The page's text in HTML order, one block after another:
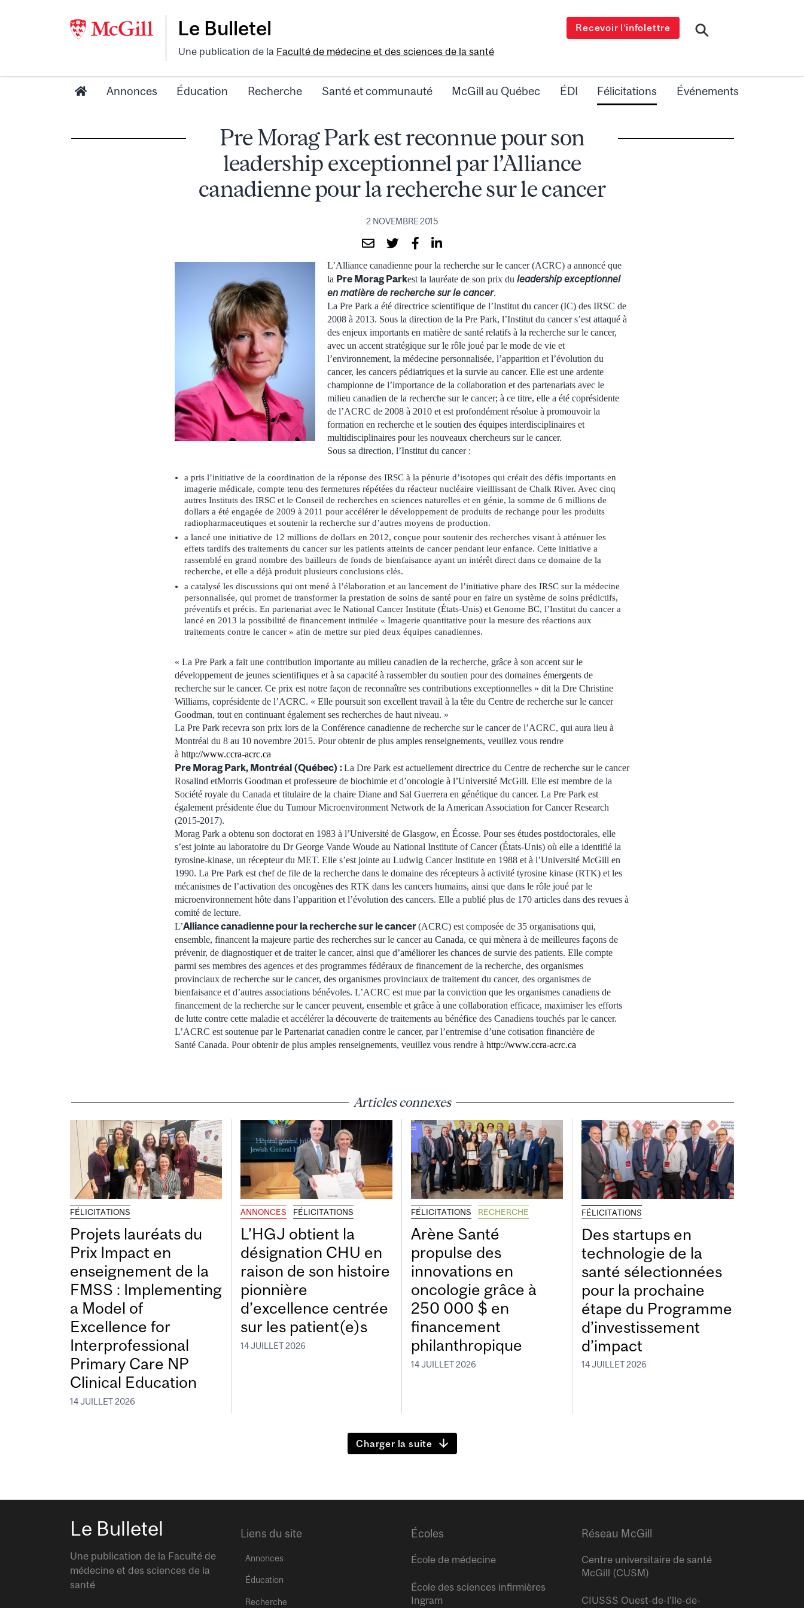
Le Bulletel
Une publication de la Faculté de médecine et des sciences de la santé
Recevoir l’infolettre
Annonces Éducation Recherche Santé et communauté McGill au Québec ÉDI Félicitations Événements
Pre Morag Park est reconnue pour son
leadership exceptionnel par l’Alliance
canadienne pour la recherche sur le cancer
2 NOVEMBRE 2015
L’Alliance canadienne pour la recherche sur le cancer (ACRC) a annoncé que
la Pre Morag Parkest la lauréate de son prix du leadership exceptionnel
en matière de recherche sur le cancer.
La Pre Park a été directrice scientifique de l’Institut du cancer (IC) des IRSC de
2008 à 2013. Sous la direction de la Pre Park, l’Institut du cancer s’est attaqué à
des enjeux importants en matière de santé relatifs à la recherche sur le cancer,
avec un accent stratégique sur le rôle joué par le mode de vie et
l’environnement, la médecine personnalisée, l’apparition et l’évolution du
cancer, les cancers pédiatriques et la survie au cancer. Elle est une ardente
championne de l’importance de la collaboration et des partenariats avec le
milieu canadien de la recherche sur le cancer; à ce titre, elle a été coprésidente
de l’ACRC de 2008 à 2010 et est profondément résolue à promouvoir la
formation en recherche et le soutien des équipes interdisciplinaires et
multidisciplinaires pour les nouveaux chercheurs sur le cancer.
Sous sa direction, l’Institut du cancer :
a pris l’initiative de la coordination de la réponse des IRSC à la pénurie d’isotopes qui créait des défis importants en
imagerie médicale, compte tenu des fermetures répétées du réacteur nucléaire vieillissant de Chalk River. Avec cinq
autres Instituts des IRSC et le Conseil de recherches en sciences naturelles et en génie, la somme de 6 millions de
dollars a été engagée de 2009 à 2011 pour accélérer le développement de produits de rechange pour les produits
radiopharmaceutiques et soutenir la recherche sur d’autres moyens de production.
a lancé une initiative de 12 millions de dollars en 2012, conçue pour soutenir des recherches visant à atténuer les
effets tardifs des traitements du cancer sur les patients atteints de cancer pendant leur enfance. Cette initiative a
rassemblé en grand nombre des bailleurs de fonds de bienfaisance ayant un intérêt direct dans ce domaine de la
recherche, et elle a déjà produit plusieurs conclusions clés.
a catalysé les discussions qui ont mené à l’élaboration et au lancement de l’initiative phare des IRSC sur la médecine
personnalisée, qui promet de transformer la prestation de soins de santé pour en faire un système de soins prédictifs,
préventifs et précis. En partenariat avec le National Cancer Institute (États-Unis) et Genome BC, l’Institut du cancer a
lancé en 2013 la possibilité de financement intitulée « Imagerie quantitative pour la mesure des réactions aux
traitements contre le cancer » afin de mettre sur pied deux équipes canadiennes.
« La Pre Park a fait une contribution importante au milieu canadien de la recherche, grâce à son accent sur le
développement de jeunes scientifiques et à sa capacité à rassembler du soutien pour des domaines émergents de
recherche sur le cancer. Ce prix est notre façon de reconnaître ses contributions exceptionnelles » dit la Dre Christine
Williams, coprésidente de l’ACRC. « Elle poursuit son excellent travail à la tête du Centre de recherche sur le cancer
Goodman, tout en continuant également ses recherches de haut niveau. »
La Pre Park recevra son prix lors de la Conférence canadienne de recherche sur le cancer de l’ACRC, qui aura lieu à
Montréal du 8 au 10 novembre 2015. Pour obtenir de plus amples renseignements, veuillez vous rendre
à http://www.ccra-acrc.ca
Pre Morag Park, Montréal (Québec) :La Dre Park est actuellement directrice du Centre de recherche sur le cancer
Rosalind etMorris Goodman et professeure de biochimie et d’oncologie à l’Université McGill. Elle est membre de la
Société royale du Canada et titulaire de la chaire Diane and Sal Guerrera en génétique du cancer. La Pre Park est
également présidente élue du Tumour Microenvironment Network de la American Association for Cancer Research
(2015-2017).
Morag Park a obtenu son doctorat en 1983 à l’Université de Glasgow, en Écosse. Pour ses études postdoctorales, elle
s’est jointe au laboratoire du Dr George Vande Woude au National Institute of Cancer (États-Unis) où elle a identifié la
tyrosine-kinase, un récepteur du MET. Elle s’est jointe au Ludwig Cancer Institute en 1988 et à l’Université McGill en
1990. La Pre Park est chef de file de la recherche dans le domaine des récepteurs à activité tyrosine kinase (RTK) et les
mécanismes de l’activation des oncogènes des RTK dans les cancers humains, ainsi que dans le rôle joué par le
microenvironnement hôte dans l’apparition et l’évolution des cancers. Elle a publié plus de 170 articles dans des revues à
comité de lecture.
L’Alliance canadienne pour la recherche sur le cancer(ACRC) est composée de 35 organisations qui,
ensemble, financent la majeure partie des recherches sur le cancer au Canada, ce qui mènera à de meilleures façons de
prévenir, de diagnostiquer et de traiter le cancer, ainsi que d’améliorer les chances de survie des patients. Elle compte
parmi ses membres des agences et des programmes fédéraux de financement de la recherche, des organismes
provinciaux de recherche sur le cancer, des organismes provinciaux de traitement du cancer, des organismes de
bienfaisance et d’autres associations bénévoles. L’ACRC est mue par la conviction que les organismes canadiens de
financement de la recherche sur le cancer peuvent, ensemble et grâce à une collaboration efficace, maximiser les efforts
de lutte contre cette maladie et accélérer la découverte de traitements au bénéfice des Canadiens touchés par le cancer.
L’ACRC est soutenue par le Partenariat canadien contre le cancer, par l’entremise d’une cotisation financière de
Santé Canada. Pour obtenir de plus amples renseignements, veuillez vous rendre à http://www.ccra-acrc.ca
Articles connexes
FÉLICITATIONS
Projets lauréats du
Prix Impact en
enseignement de la
FMSS : Implementing
a Model of
Excellence for
Interprofessional
Primary Care NP
Clinical Education
14 JUILLET 2026
ANNONCES FÉLICITATIONS
L’HGJ obtient la
désignation CHU en
raison de son histoire
pionnière
d’excellence centrée
sur les patient(e)s
14 JUILLET 2026
FÉLICITATIONS RECHERCHE
Arène Santé
propulse des
innovations en
oncologie grâce à
250 000 $ en
financement
philanthropique
14 JUILLET 2026
FÉLICITATIONS
Des startups en
technologie de la
santé sélectionnées
pour la prochaine
étape du Programme
d’investissement
d’impact
14 JUILLET 2026
Charger la suite
Le Bulletel
Une publication de la Faculté de
médecine et des sciences de la
santé
Liens du site
Annonces
Éducation
Recherche
Écoles
École de médecine
École des sciences infirmières
Ingram
Réseau McGill
Centre universitaire de santé
McGill (CUSM)
CIUSSS Ouest-de-l’île-de-